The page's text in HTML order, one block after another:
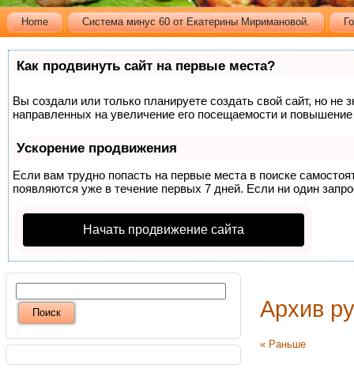
Home Cистема минус 60 от Екатерины Миримановой.
Как продвинуть сайт на первые места?
Вы создали или только планируете создать свой сайт, но не
направленных на увеличение его посещаемости и
Ускорение продвижения
Если вам трудно попасть на первые места в поиске
появляются уже в течение первых 7 дней. Если ни один
Начать продвижение сайта
Архив
« Раньше